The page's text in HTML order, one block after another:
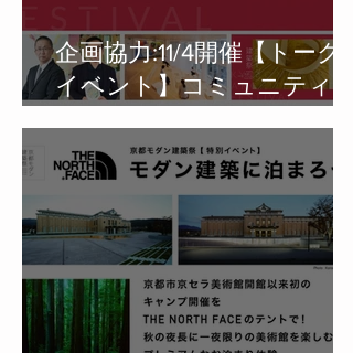
企画協力:11/4開催【トーク
イベント】コミュニティ・
祭「コミュニティ・バンク
構想から考える京都のまち
の未来」